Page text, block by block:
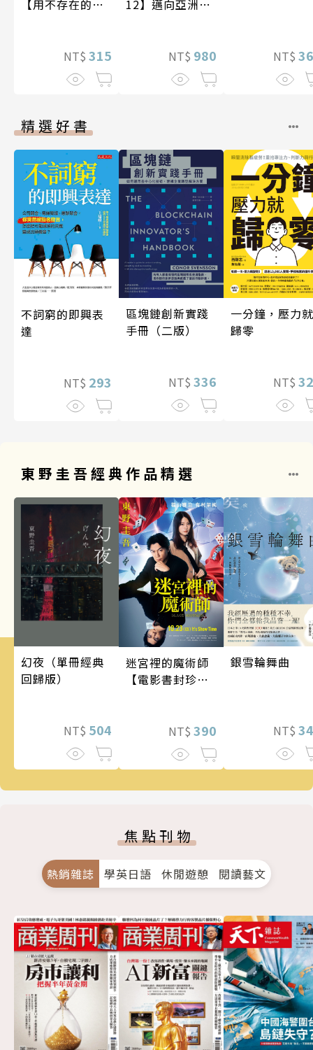
【用不存在的
NT$ 315
12】邁向亞洲世
NT$ 980 NT$
精選好書
不詞窮的即興表
達
NT$ 293
區塊鏈創新實踐
手冊（二版）
NT$ 336
一分鐘，壓力就
歸零
NT$
東野圭吾經典作品精選
幻夜（單冊經典
回歸版）
NT$ 504
迷宮裡的魔術師
【電影書封珍藏
NT$ 390
銀雪輪舞曲
NT$
焦點刊物
熱銷雜誌 學英日語 休閒遊憩 閱讀藝文